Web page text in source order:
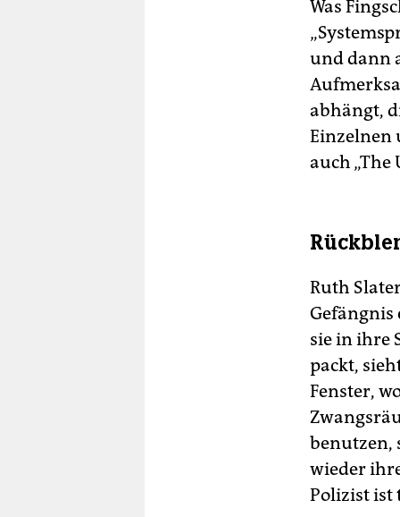
Was
und dann
abhängt,
Einzelnen
auch „The
Ruth
Gefängnis
sie in ihre
packt,
Fenster,
benutzen,
wieder
Polizist ist